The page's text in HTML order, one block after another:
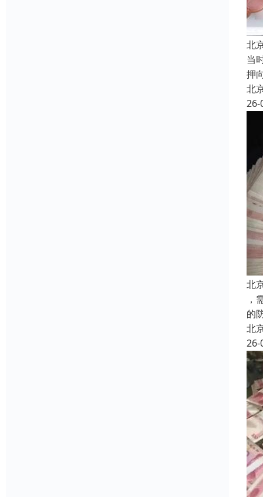
北
当
押
北
26-
北
，
的
北
26-